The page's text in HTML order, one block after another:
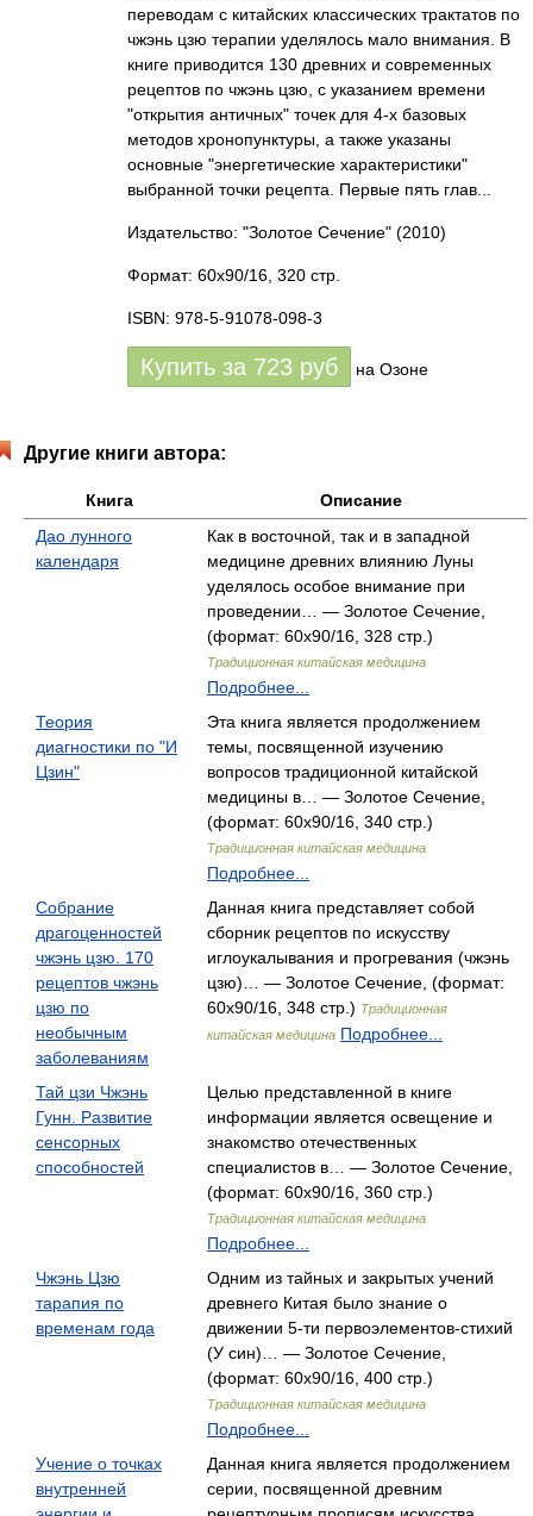
переводам с китайских классических трактатов по
чжэнь цзю терапии уделялось мало внимания. В
книге приводится 130 древних и современных
рецептов по чжэнь цзю, с указанием времени
"открытия античных" точек для 4-х базовых
методов хронопунктуры, а также указаны
основные "энергетические характеристики"
выбранной точки рецепта. Первые пять глав...
Издательство: "Золотое Сечение" (2010)
Формат: 60x90/16, 320 стр.
ISBN: 978-5-91078-098-3
Купить за 723 руб на Озоне
Другие книги автора:
Книга
Описание
Дао лунного
календаря
Как в восточной, так и в западной
медицине древних влиянию Луны
уделялось особое внимание при
проведении… — Золотое Сечение,
(формат: 60x90/16, 328 стр.)
Традиционная китайская медицина
Подробнее...
Теория
диагностики по "И
Цзин"
Эта книга является продолжением
темы, посвященной изучению
вопросов традиционной китайской
медицины в… — Золотое Сечение,
(формат: 60x90/16, 340 стр.)
Традиционная китайская медицина
Подробнее...
Собрание
драгоценностей
чжэнь цзю. 170
рецептов чжэнь
цзю по
необычным
заболеваниям
Данная книга представляет собой
сборник рецептов по искусству
иглоукалывания и прогревания (чжэнь
цзю)… — Золотое Сечение, (формат:
60x90/16, 348 стр.) Традиционная
китайская медицина Подробнее...
Тай цзи Чжэнь
Гунн. Развитие
сенсорных
способностей
Целью представленной в книге
информации является освещение и
знакомство отечественных
специалистов в… — Золотое Сечение,
(формат: 60x90/16, 360 стр.)
Традиционная китайская медицина
Подробнее...
Чжэнь Цзю
тарапия по
временам года
Одним из тайных и закрытых учений
древнего Китая было знание о
движении 5-ти первоэлементов-стихий
(У син)… — Золотое Сечение,
(формат: 60x90/16, 400 стр.)
Традиционная китайская медицина
Подробнее...
Учение о точках
внутренней
Данная книга является продолжением
серии, посвященной древним